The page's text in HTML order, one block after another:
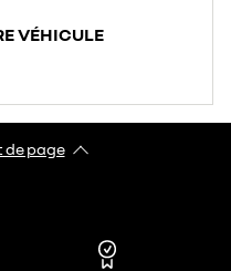
VÉHICULE
de page​